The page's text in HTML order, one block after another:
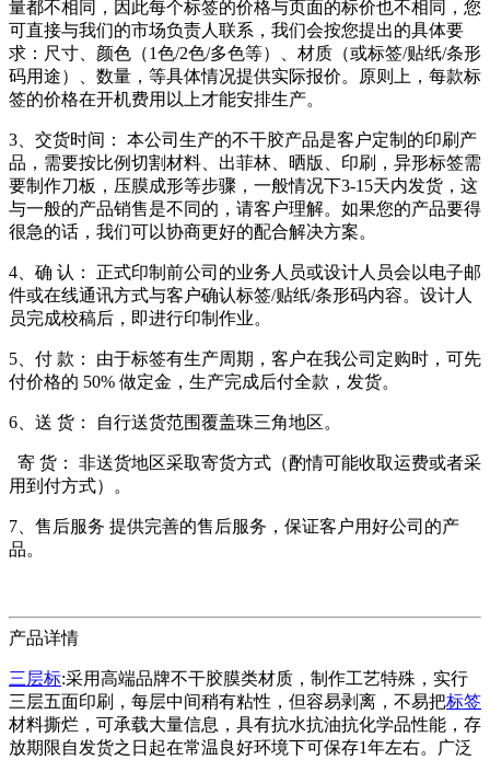
量都不相同，因此每个标签的价格与页面的标价也不相同，您
可直接与我们的市场负责人联系，我们会按您提出的具体要
求：尺寸、颜色（1色/2色/多色等）、材质（或标签/贴纸/条形
码用途）、数量，等具体情况提供实际报价。原则上，每款标
签的价格在开机费用以上才能安排生产。
3、交货时间： 本公司生产的不干胶产品是客户定制的印刷产
品，需要按比例切割材料、出菲林、晒版、印刷，异形标签需
要制作刀板，压膜成形等步骤，一般情况下3-15天内发货，这
与一般的产品销售是不同的，请客户理解。如果您的产品要得
很急的话，我们可以协商更好的配合解决方案。
4、确 认： 正式印制前公司的业务人员或设计人员会以电子邮
件或在线通讯方式与客户确认标签/贴纸/条形码内容。设计人
员完成校稿后，即进行印制作业。
5、付 款： 由于标签有生产周期，客户在我公司定购时，可先
付价格的 50% 做定金，生产完成后付全款，发货。
6、送 货： 自行送货范围覆盖珠三角地区。
寄 货： 非送货地区采取寄货方式（酌情可能收取运费或者采
用到付方式）。
7、售后服务 提供完善的售后服务，保证客户用好公司的产
品。
产品详情
三层标:采用高端品牌不干胶膜类材质，制作工艺特殊，实行
三层五面印刷，每层中间稍有粘性，但容易剥离，不易把标签
材料撕烂，可承载大量信息，具有抗水抗油抗化学品性能，存
放期限自发货之日起在常温良好环境下可保存1年左右。广泛